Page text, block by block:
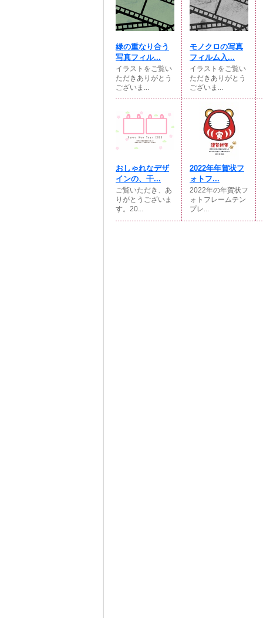
緑の重なり合う
写真フィル...
イラストをご覧い
ただきありがとう
ございま...
モノクロの写真
フィルム入...
イラストをご覧い
ただきありがとう
ございま...
おしゃれなデザ
インの、干...
ご覧いただき、あ
りがとうございま
す。20...
2022年年賀状フ
ォトフ...
2022年の年賀状フ
ォトフレームテン
プレ...